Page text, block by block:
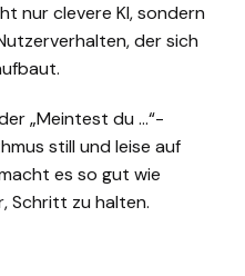
nur clevere KI, sondern
der sich
„Meintest du …“-
still und leise auf
es so gut wie
Schritt zu halten.